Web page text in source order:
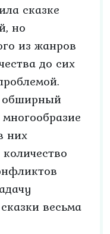
сказке
но
из жанров
до сих
обширный
них
весьма